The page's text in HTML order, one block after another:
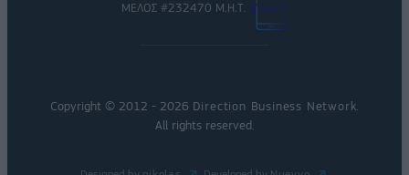
ΜΕΛΟΣ #232470 Μ.Η.Τ.
Copyright © 2012 - 2026 Direction Business Network.
All rights reserved.